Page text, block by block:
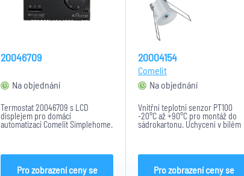
20046709
Na objednání
Termostat 20046709 s LCD
displejem pro domácí
automatizaci Comelit Simplehome.
Instalace do standardního
20mA
Pro zobrazení ceny se
20004154
Comelit
Na objednání
Vnitřní teplotni senzor PT100
-20°C až +90°C pro montáž do
sádrokartonu. Uchycení v bílém
hliníkovém těle, přítlačná pružina.
Hloubka 26mm.
Pro zobrazení ceny se